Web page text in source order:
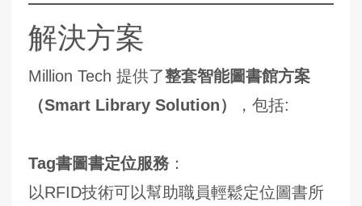
解決方案
Million Tech 提供了整套智能圖書館方案
（Smart Library Solution）
，包括:
Tag書圖書定位服務 ：
以RFID技術可以幫助職員輕鬆定位圖書所